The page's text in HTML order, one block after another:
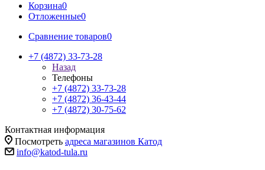
Корзина0
Отложенные0
Сравнение товаров0
+7 (4872) 33-73-28
Назад
Телефоны
+7 (4872) 33-73-28
+7 (4872) 36-43-44
+7 (4872) 30-75-62
Контактная информация
Посмотреть адреса магазинов Катод
info@katod-tula.ru